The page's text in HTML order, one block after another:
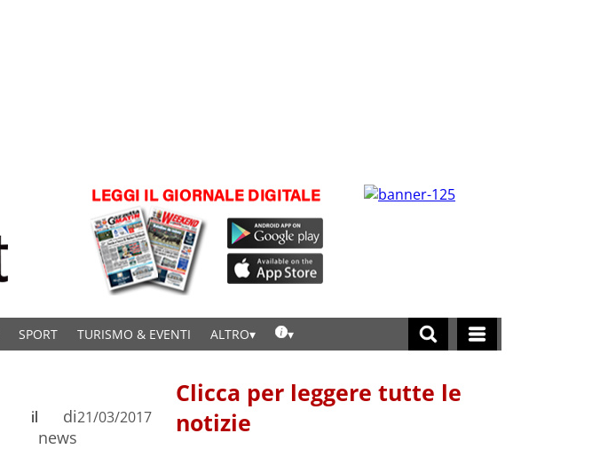
SPORT TURISMO & EVENTI ALTRO
di
news
il 21/03/2017
Clicca per leggere tutte le
notizie